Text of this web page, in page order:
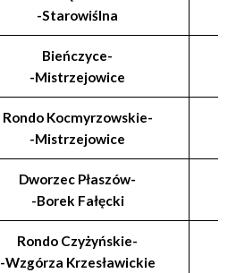
-Starowiślna
Bieńczyce-
-Mistrzejowice
Rondo Kocmyrzowskie-
-Mistrzejowice
Dworzec Płaszów-
-Borek Fałęcki
Rondo Czyżyńskie-
-Wzgórza Krzesławickie